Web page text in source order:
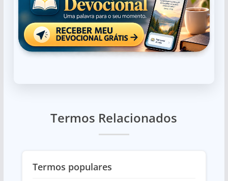
Termos Relacionados
Termos populares